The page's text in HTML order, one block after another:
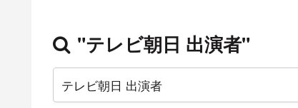
"テレビ朝日 出演者"